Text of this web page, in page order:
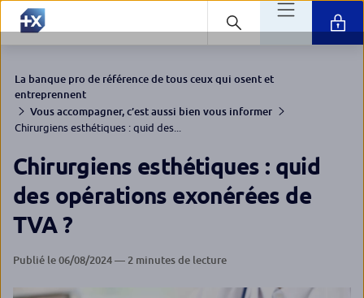
La banque pro de référence de tous ceux qui osent et
entreprennent
Vous accompagner, c’est aussi bien vous informer
Chirurgiens esthétiques : quid des...
Chirurgiens esthétiques : quid
des opérations exonérées de
TVA ?
Publié le 06/08/2024 — 2 minutes de lecture